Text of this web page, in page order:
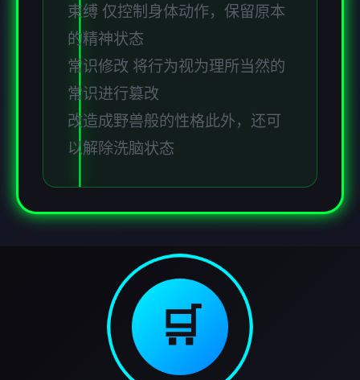
束缚 仅控制身体动作，保留原本
的精神状态
常识修改 将行为视为理所当然的
常识进行篡改
改造成野兽般的性格此外，还可
以解除洗脑状态
🛒